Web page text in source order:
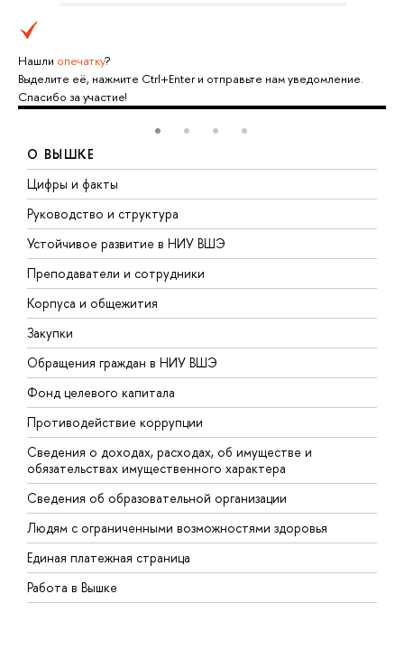
Нашли опечатку?
Выделите её, нажмите Ctrl+Enter и отправьте нам уведомление.
Спасибо за участие!
О ВЫШКЕ
Цифры и факты
Руководство и структура
Устойчивое развитие в НИУ ВШЭ
Преподаватели и сотрудники
Корпуса и общежития
Закупки
Обращения граждан в НИУ ВШЭ
Фонд целевого капитала
Противодействие коррупции
Сведения о доходах, расходах, об имуществе и
обязательствах имущественного характера
Сведения об образовательной организации
Людям с ограниченными возможностями здоровья
Единая платежная страница
Работа в Вышке